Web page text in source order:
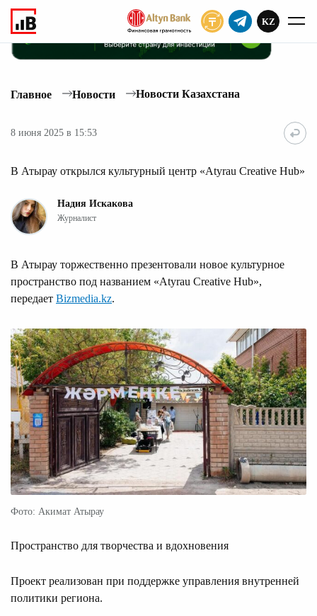
KZ
Главное Новости Новости Казахстана
8 июня 2025 в 15:53
В Атырау открылся культурный центр «Atyrau Creative Hub»
Надия Искакова
Журналист
В Атырау торжественно презентовали новое культурное
пространство под названием «Atyrau Creative Hub»,
передает Bizmedia.kz.
Фото: Акимат Атырау
Пространство для творчества и вдохновения
Проект реализован при поддержке управления внутренней
политики региона.